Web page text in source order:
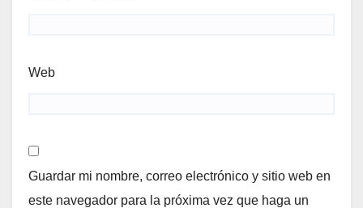
Web
Guardar mi nombre, correo electrónico y sitio web en
este navegador para la próxima vez que haga un